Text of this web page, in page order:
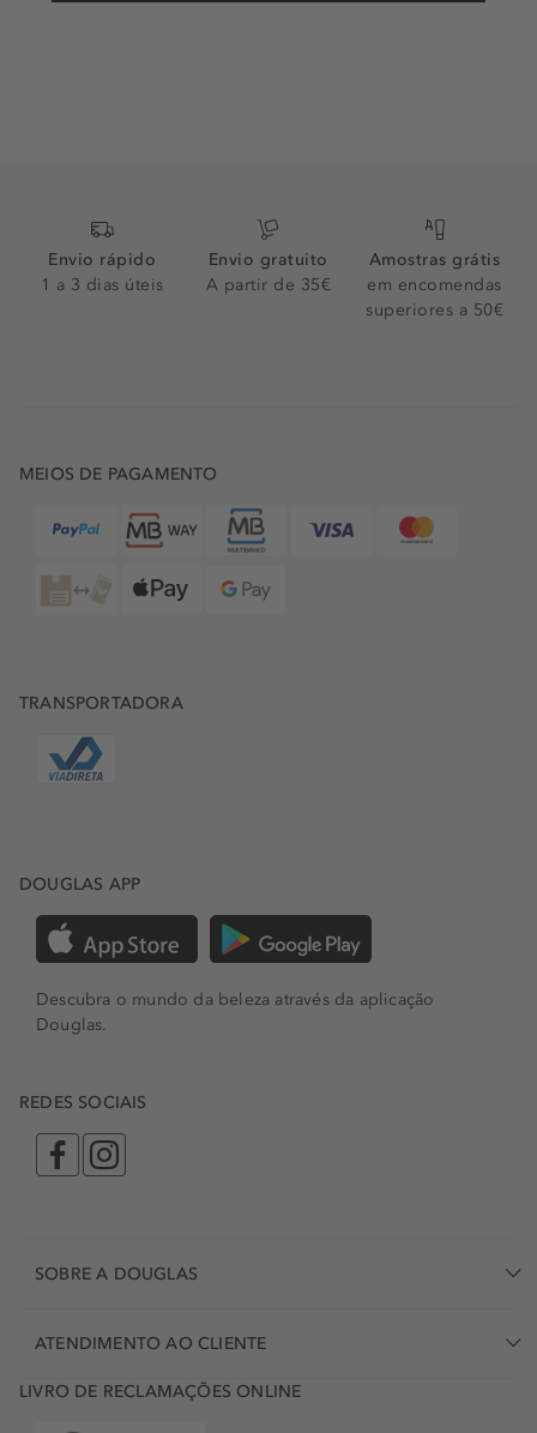
Envio rápido
1 a 3 dias úteis
Envio gratuito
A partir de 35€
Amostras grátis
em encomendas
superiores a 50€
MEIOS DE PAGAMENTO
TRANSPORTADORA
DOUGLAS APP
Descubra o mundo da beleza através da aplicação
Douglas.
REDES SOCIAIS
SOBRE A DOUGLAS
ATENDIMENTO AO CLIENTE
LIVRO DE RECLAMAÇÕES ONLINE